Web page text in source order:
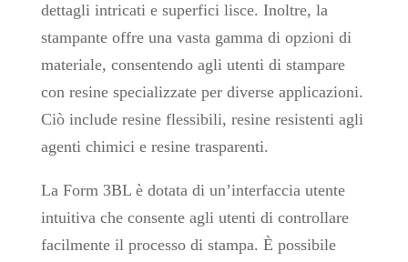
dettagli intricati e superfici lisce. Inoltre, la
stampante offre una vasta gamma di opzioni di
materiale, consentendo agli utenti di stampare
con resine specializzate per diverse applicazioni.
Ciò include resine flessibili, resine resistenti agli
agenti chimici e resine trasparenti.
La Form 3BL è dotata di un’interfaccia utente
intuitiva che consente agli utenti di controllare
facilmente il processo di stampa. È possibile